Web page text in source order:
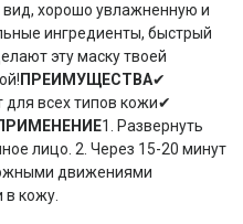
хорошо увлажненную и
ингредиенты, быстрый
эту маску твоей
ПРЕИМУЩЕСТВА✔
всех типов кожи✔
1. Развернуть
лицо. 2. Через 15-20 минут
движениями
в кожу.